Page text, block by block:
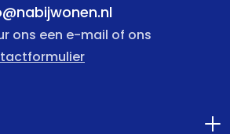
ons een e-mail of ons